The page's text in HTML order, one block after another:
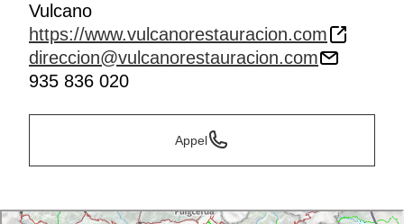
Vulcano
https://www.vulcanorestauracion.com
direccion@vulcanorestauracion.com
935 836 020
Appel